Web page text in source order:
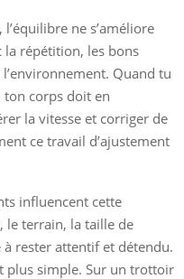
l’équilibre ne s’améliore
la répétition, les bons
Quand tu
corps doit en
la vitesse et corriger de
ce travail d’ajustement
influencent cette
le terrain, la taille de
à rester attentif et détendu.
plus simple. Sur un trottoir